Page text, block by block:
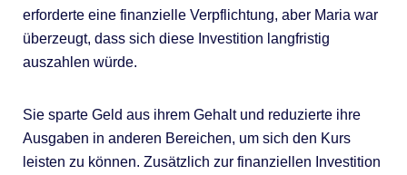
erforderte eine finanzielle Verpflichtung, aber Maria war
überzeugt, dass sich diese Investition langfristig
auszahlen würde.
Sie sparte Geld aus ihrem Gehalt und reduzierte ihre
Ausgaben in anderen Bereichen, um sich den Kurs
leisten zu können. Zusätzlich zur finanziellen Investition